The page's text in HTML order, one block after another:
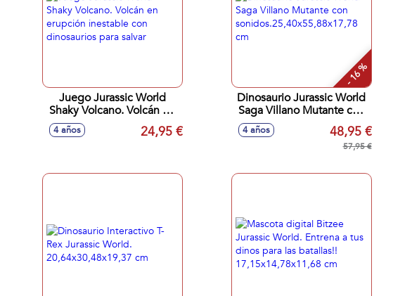
Juego Jurassic World
Shaky Volcano. Volcán en
erupción inestable con
dinosaurios para salvar
4 años 24,95 €
- 16 %
Dinosaurio Jurassic World
Saga Villano Mutante con
sonidos.25,40x55,88x17,78
4 años 48,95 €
57,95 €